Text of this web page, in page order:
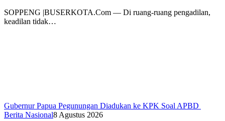
SOPPENG |BUSERKOTA.Com — Di ruang-ruang pengadilan,
keadilan tidak…
Gubernur Papua Pegunungan Diadukan ke KPK Soal APBD
Berita Nasional8 Agustus 2026